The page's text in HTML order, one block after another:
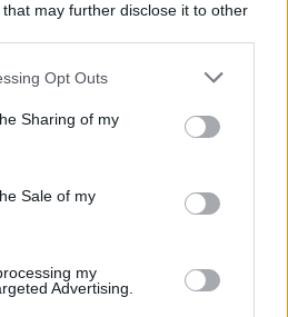
that may further disclose it to other
app uses one or more Google
behaviour. You may click to
and its third-party tags to
purposes in below Google
Opt Outs
Sharing of my
Sale of my
my
Advertising.